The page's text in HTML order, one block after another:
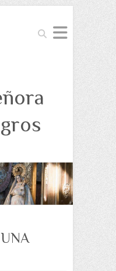
Buscar